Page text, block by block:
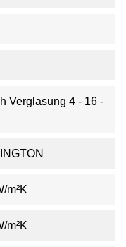
Verglasung 4 - 16 -
m²K
m²K